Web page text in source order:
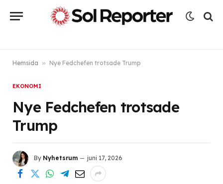
Hemsida » Nye Fedchefen trotsade Trump
EKONOMI
Nye Fedchefen trotsade
Trump
By Nyhetsrum juni 17, 2026